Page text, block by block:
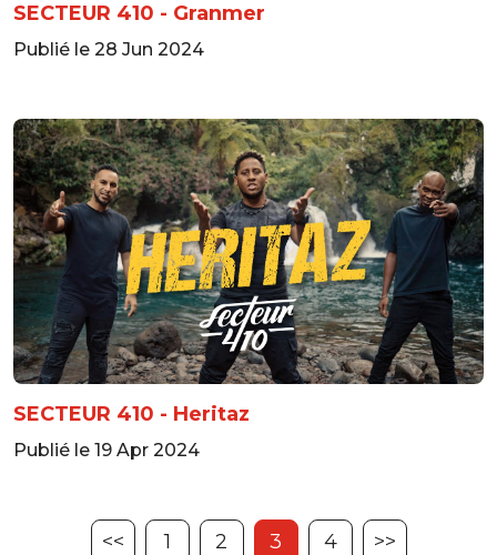
SECTEUR 410 - Granmer
Publié le 28 Jun 2024
SECTEUR 410 - Heritaz
Publié le 19 Apr 2024
<< 1 2 3 4 >>